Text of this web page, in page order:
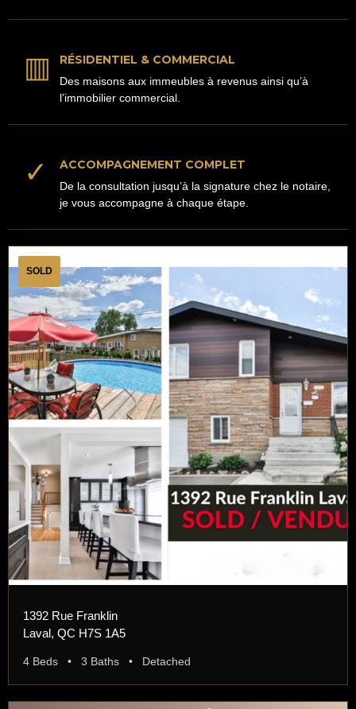
▥ RÉSIDENTIEL & COMMERCIAL
Des maisons aux immeubles à revenus ainsi qu’à
l’immobilier commercial.
✓ ACCOMPAGNEMENT COMPLET
De la consultation jusqu’à la signature chez le notaire,
je vous accompagne à chaque étape.
SOLD
1392 Rue Franklin
Laval, QC H7S 1A5
4 Beds • 3 Baths • Detached